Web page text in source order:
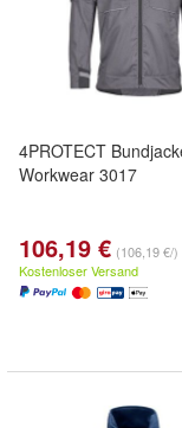
4PROTECT
Workwear 3017
106,19 € (106,19 €/)
Kostenloser Versand